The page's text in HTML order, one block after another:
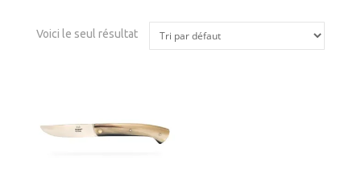
Voici le seul résultat